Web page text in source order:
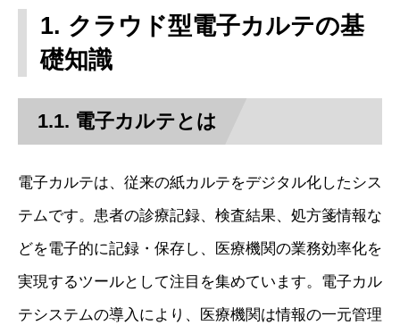
1. クラウド型電子カルテの基
礎知識
1.1. 電子カルテとは
電子カルテは、従来の紙カルテをデジタル化したシス
テムです。患者の診療記録、検査結果、処方箋情報な
どを電子的に記録・保存し、医療機関の業務効率化を
実現するツールとして注目を集めています。電子カル
テシステムの導入により、医療機関は情報の一元管理